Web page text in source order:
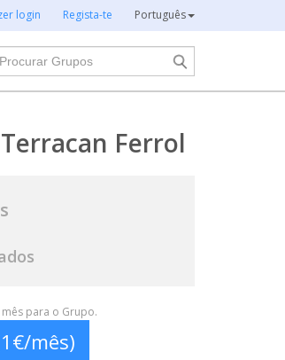
login Regista-te Português
Ferrol
para o Grupo.
mês)